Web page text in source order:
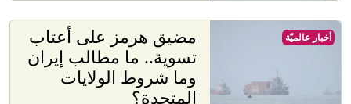
مضيق هرمز على أعتاب
تسوية.. ما مطالب إيران
وما شروط الولايات
المتحدة؟
أخبار عالميّة